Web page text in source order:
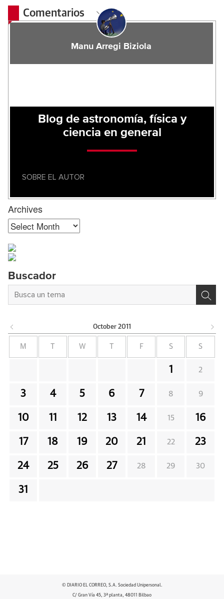
Comentarios
Manu Arregi Biziola
Blog de astronomía, física y
ciencia en general
SOBRE EL AUTOR
Archives
Archives
Buscador
October 2011
M W F S S
1 2
3 4 5 6 7 8 9
10 11 12 13 14 15 16
17 18 19 20 21 22 23
24 25 26 27 28 29 30
31
© DIARIO EL CORREO, S.A. Sociedad Unipersonal.
C/ Gran Vía 45, 3ª planta, 48011 Bilbao